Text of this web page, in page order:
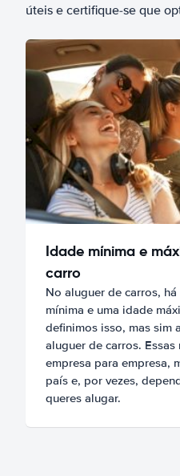
úteis e certifique-se que
Idade mínima e
carro
No aluguer de carros,
mínima e uma idade
definimos isso, mas sim
aluguer de carros.
empresa para empresa,
país e, por vezes,
queres alugar.